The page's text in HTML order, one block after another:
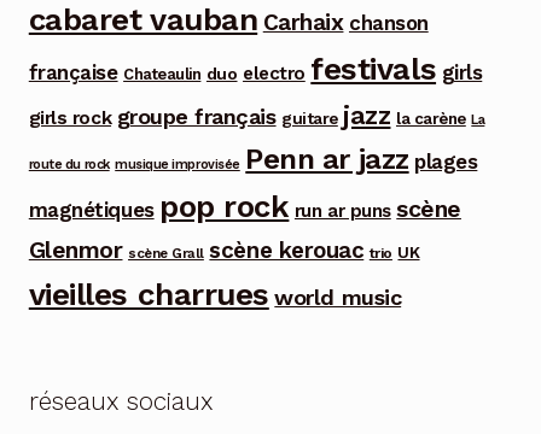
cabaret vauban Carhaix chanson
française Chateaulin duo electro festivals girls
girls rock groupe français guitare jazz la carène La
route du rock musique improvisée Penn ar jazz plages
magnétiques pop rock run ar puns scène
Glenmor scène Grall scène kerouac trio UK
vieilles charrues world music
réseaux sociaux